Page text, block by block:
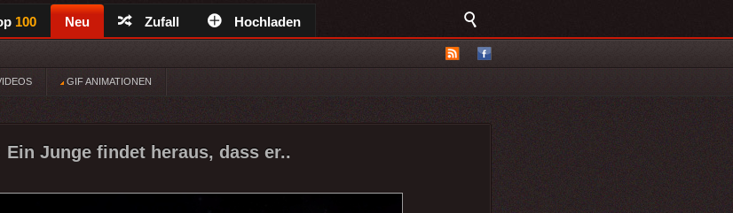
100 Neu Zufall Hochladen
GIF ANIMATIONEN
Junge findet heraus, dass er..